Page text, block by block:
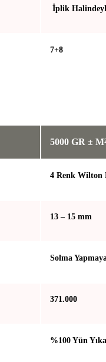
İplik
7+8
5000 GR ±
4 Renk Wilton
13 – 15 mm
Solma
371.000
%100 Yün